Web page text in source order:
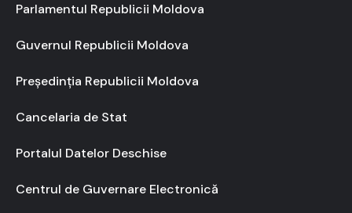
Parlamentul Republicii Moldova
Guvernul Republicii Moldova
Președinția Republicii Moldova
Cancelaria de Stat
Portalul Datelor Deschise
Centrul de Guvernare Electronică